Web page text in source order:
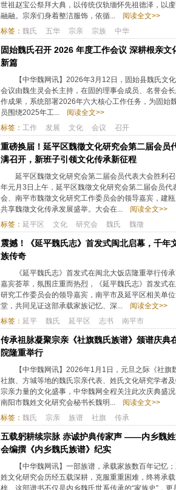
世祖赵宝公祭拜大典，以传统仪轨缅怀先祖德泽，以
融融。宗亲们身着整洁服饰，依循...
阅读全文>>
标签： 魏氏 五华 宗亲 宗族 中华
固始魏氏召开 2026 年度工作会议 深耕根亲文
新篇
【中华魏网讯】2026年3月12日，固始县魏氏文
会议由魏生灵会长主持，在固的理事会成员、名誉会
作成果，系统部署2026年六大核心工作任务，为固始
员围绕2025年工...
阅读全文>>
标签： 工作 发展 文化 会议 召开
重磅换届！延平区魏徵文化研究会第二届会员
满召开，新班子引领文化传承新征程
延平区魏徵文化研究会第二届会员代表大会胜利
年元月3日上午，延平区魏徵文化研究会第二届会员
会、南平市魏徵文化研究工作委员会的领导嘉宾，建
共享魏徵文化传承发展盛举。大会在...
阅读全文>>
标签： 延平区 文化 研究会 魏氏 魏徵
震撼！《延平魏氏志》首发式闽北启幕，千年
族传奇
《延平魏氏志》首发式在闽北大饭店隆重举行传
嘉宾荟萃，氛围庄重而热烈，《延平魏氏志》首发式
研究工作委员会的领导嘉宾，南平市及延平区相关单
堂，共同见证这部承载家族记忆、深...
阅读全文>>
标签： 延平 魏氏 延平区 志书 南平市
传承祖脉凝聚宗亲《社旗魏氏族谱》颁谱庆典
院隆重举行
【中华魏网讯】2026年1月1日，元旦之际《社
社旗、方城等地的魏氏宗亲代表、姓氏文化研究学者
宗亲力量的文化盛事，中华魏网全程关注此次庆典盛
南阳市魏姓文化研究会秘书长魏明...
阅读全文>>
标签： 魏氏 宗亲 族谱 社旗 传承
五载躬耕续宗脉 赤诚护典传家声 ——内乡魏
会编撰《内乡魏氏族谱》纪实
【中华魏网讯】一部族谱，承载家族数百年记忆
姓文化研究会历经五载深耕，克服重重困难，终将承
梓。这部谱书不仅是内乡魏氏世系传承的“家族史”，